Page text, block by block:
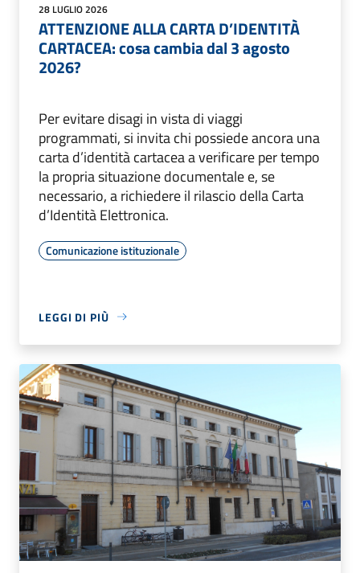
28 LUGLIO 2026
ATTENZIONE ALLA CARTA D’IDENTITÀ
CARTACEA: cosa cambia dal 3 agosto
2026?
Per evitare disagi in vista di viaggi
programmati, si invita chi possiede ancora una
carta d’identità cartacea a verificare per tempo
la propria situazione documentale e, se
necessario, a richiedere il rilascio della Carta
d’Identità Elettronica.
Comunicazione istituzionale
LEGGI DI PIÙ